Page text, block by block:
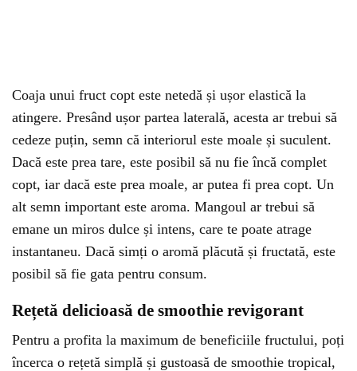
Coaja unui fruct copt este netedă și ușor elastică la
atingere. Presând ușor partea laterală, acesta ar trebui să
cedeze puțin, semn că interiorul este moale și suculent.
Dacă este prea tare, este posibil să nu fie încă complet
copt, iar dacă este prea moale, ar putea fi prea copt. Un
alt semn important este aroma. Mangoul ar trebui să
emane un miros dulce și intens, care te poate atrage
instantaneu. Dacă simți o aromă plăcută și fructată, este
posibil să fie gata pentru consum.
Rețetă delicioasă de smoothie revigorant
Pentru a profita la maximum de beneficiile fructului, poți
încerca o rețetă simplă și gustoasă de smoothie tropical,